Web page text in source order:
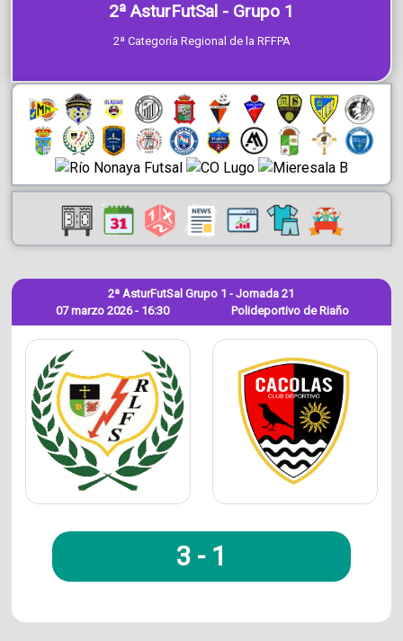
2ª AsturFutSal - Grupo 1
2ª Categoría Regional de la RFFPA
07 marzo 2026 - 16:30
2ª AsturFutSal Grupo 1 - Jornada 21
Polideportivo de Riaño
3 - 1